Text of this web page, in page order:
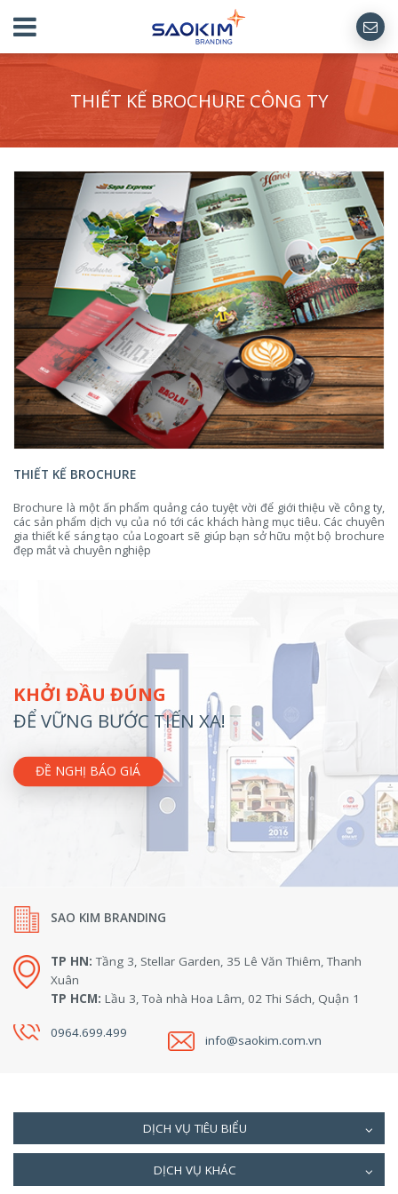
THIẾT KẾ BROCHURE CÔNG TY
THIẾT KẾ BROCHURE
Brochure là một ấn phẩm quảng cáo tuyệt vời để giới thiệu về công ty,
các sản phẩm dịch vụ của nó tới các khách hàng mục tiêu. Các chuyên
gia thiết kế sáng tạo của Logoart sẽ giúp bạn sở hữu một bộ brochure
đẹp mắt và chuyên nghiệp
KHỞI ĐẦU ĐÚNG
ĐỂ VỮNG BƯỚC TIẾN XA!
ĐỀ NGHỊ BÁO GIÁ
SAO KIM BRANDING
TP HN: Tầng 3, Stellar Garden, 35 Lê Văn Thiêm, Thanh
Xuân
TP HCM: Lầu 3, Toà nhà Hoa Lâm, 02 Thi Sách, Quận 1
0964.699.499 info@saokim.com.vn
DỊCH VỤ TIÊU BIỂU
DỊCH VỤ KHÁC